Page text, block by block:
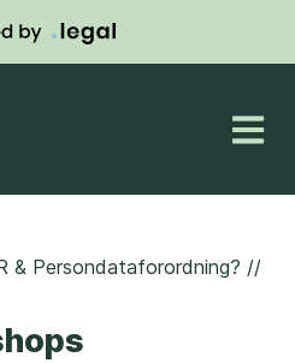
& Persondataforordning? //